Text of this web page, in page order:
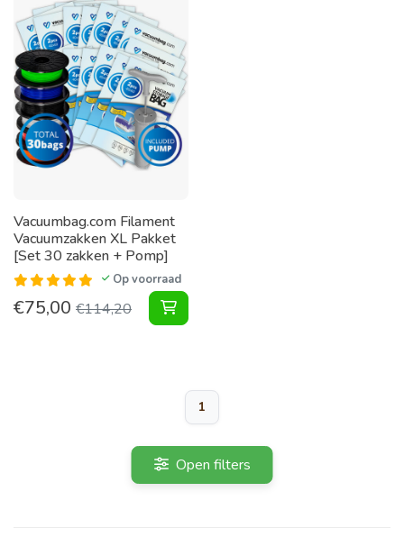
Vacuumbag.com Filament
Vacuumzakken XL Pakket
[Set 30 zakken + Pomp]
Op voorraad
€75,00 €114,20 Filament Vacuumzakken XL
1
Open filters